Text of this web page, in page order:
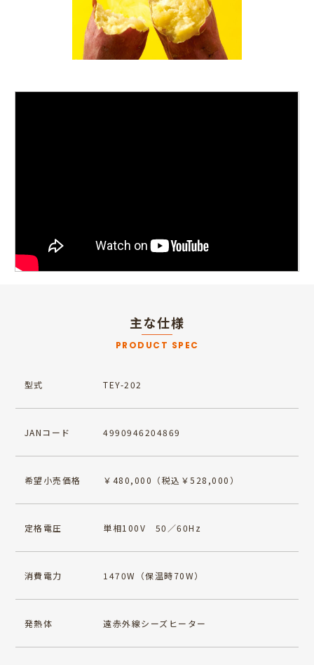
主な仕様
PRODUCT SPEC
型式 TEY-202
JANコード 4990946204869
希望小売価格 ￥480,000（税込￥528,000）
定格電圧 単相100V 50／60Hz
消費電力 1470W（保温時70W）
発熱体 遠赤外線シーズヒーター